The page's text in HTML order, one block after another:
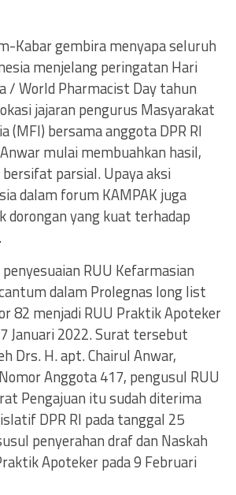
Kabar gembira menyapa seluruh
menjelang peringatan Hari
/ World Pharmacist Day tahun
jajaran pengurus Masyarakat
(MFI) bersama anggota DPR RI
mulai membuahkan hasil,
parsial. Upaya aksi
dalam forum KAMPAK juga
dorongan yang kuat terhadap
RUU Kefarmasian
dalam Prolegnas long list
82 menjadi RUU Praktik Apoteker
Januari 2022. Surat tersebut
Drs. H. apt. Chairul Anwar,
Anggota 417, pengusul RUU
Pengajuan itu sudah diterima
DPR RI pada tanggal 25
penyerahan draf dan Naskah
Apoteker pada 9 Februari